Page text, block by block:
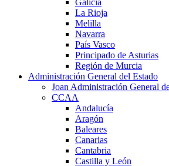
La Rioja
Melilla
Navarra
País Vasco
Principado de Asturias
Región de Murcia
Administración General del Estado
Joan Administración General
CCAA
Andalucía
Aragón
Baleares
Canarias
Cantabria
Castilla y León